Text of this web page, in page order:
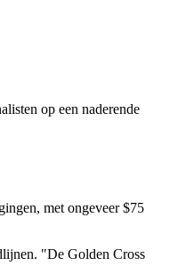
op een naderende
met ongeveer $75
"De Golden Cross